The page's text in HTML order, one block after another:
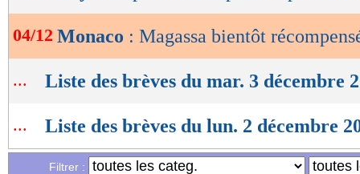
04/12 Monaco : Magassa bientôt
... Liste des brèves du mar. 3 décembre
... Liste des brèves du lun. 2 décembre
Filtrer :